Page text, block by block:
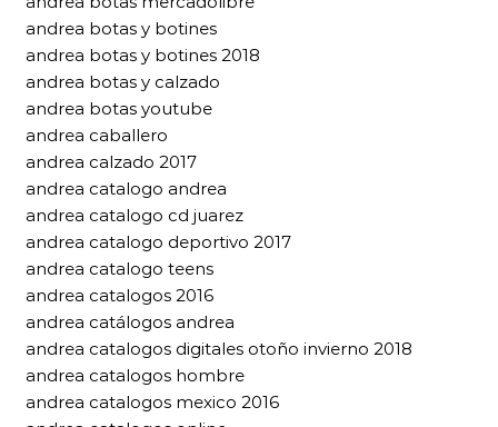
andrea botas y botines
andrea botas y botines 2018
andrea botas y calzado
andrea botas youtube
andrea caballero
andrea calzado 2017
andrea catalogo andrea
andrea catalogo cd juarez
andrea catalogo deportivo 2017
andrea catalogo teens
andrea catalogos 2016
andrea catálogos andrea
andrea catalogos digitales otoño invierno 2018
andrea catalogos hombre
andrea catalogos mexico 2016